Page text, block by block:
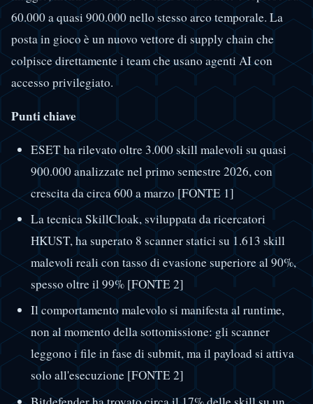
60.000 a quasi 900.000 nello stesso arco temporale. La
posta in gioco è un nuovo vettore di supply chain che
colpisce direttamente i team che usano agenti AI con
accesso privilegiato.
Punti chiave
ESET ha rilevato oltre 3.000 skill malevoli su quasi
900.000 analizzate nel primo semestre 2026, con
crescita da circa 600 a marzo [FONTE 1]
La tecnica SkillCloak, sviluppata da ricercatori
HKUST, ha superato 8 scanner statici su 1.613 skill
malevoli reali con tasso di evasione superiore al 90%,
spesso oltre il 99% [FONTE 2]
Il comportamento malevolo si manifesta al runtime,
non al momento della sottomissione: gli scanner
leggono i file in fase di submit, ma il payload si attiva
solo all'esecuzione [FONTE 2]